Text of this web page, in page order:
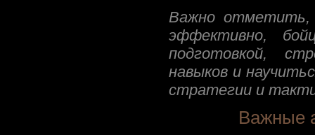
Важно отметить,
эффективно,
подготовкой,
навыков и
стратегии и
Важные